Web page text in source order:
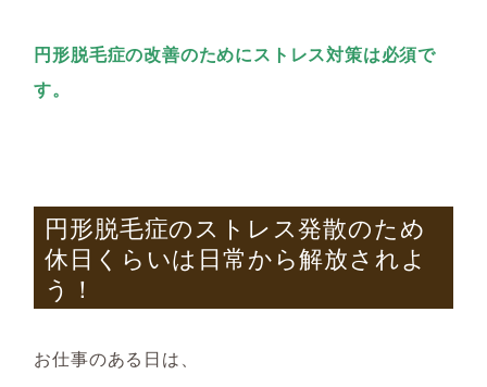
円形脱毛症の改善のためにストレス対策は必須で
す。
円形脱毛症のストレス発散のため
休日くらいは日常から解放されよ
う！
お仕事のある日は、